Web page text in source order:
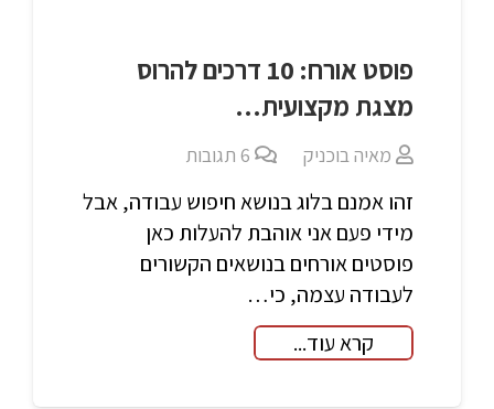
פוסט אורח: 10 דרכים להרוס
מצגת מקצועית…
מאיה בוכניק 6 תגובות
זהו אמנם בלוג בנושא חיפוש עבודה, אבל
מידי פעם אני אוהבת להעלות כאן
פוסטים אורחים בנושאים הקשורים
לעבודה עצמה, כי…
קרא עוד...